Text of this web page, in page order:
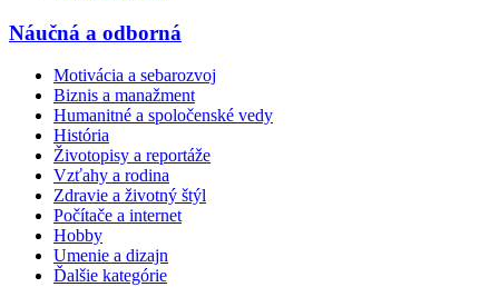
Náučná a odborná
Motivácia a sebarozvoj
Biznis a manažment
Humanitné a spoločenské vedy
História
Životopisy a reportáže
Vzťahy a rodina
Zdravie a životný štýl
Počítače a internet
Hobby
Umenie a dizajn
Ďalšie kategórie